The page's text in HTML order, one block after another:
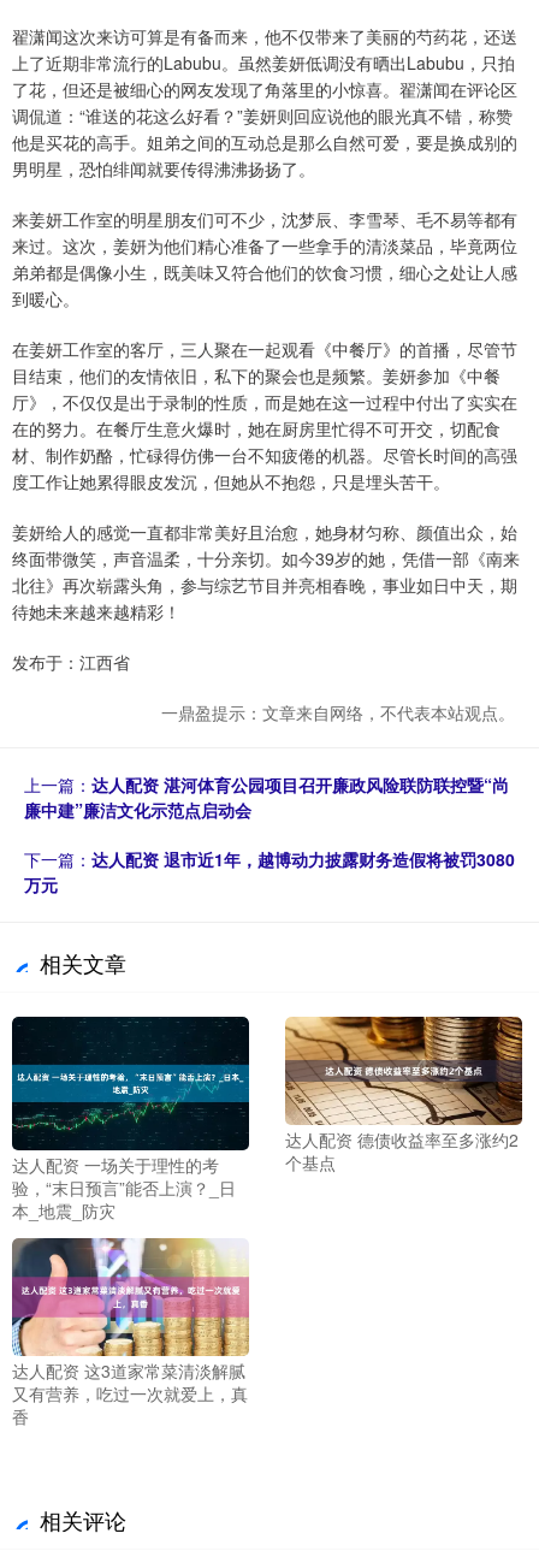
翟潇闻这次来访可算是有备而来，他不仅带来了美丽的芍药花，还送
上了近期非常流行的Labubu。虽然姜妍低调没有晒出Labubu，只拍
了花，但还是被细心的网友发现了角落里的小惊喜。翟潇闻在评论区
调侃道：“谁送的花这么好看？”姜妍则回应说他的眼光真不错，称赞
他是买花的高手。姐弟之间的互动总是那么自然可爱，要是换成别的
男明星，恐怕绯闻就要传得沸沸扬扬了。
来姜妍工作室的明星朋友们可不少，沈梦辰、李雪琴、毛不易等都有
来过。这次，姜妍为他们精心准备了一些拿手的清淡菜品，毕竟两位
弟弟都是偶像小生，既美味又符合他们的饮食习惯，细心之处让人感
到暖心。
在姜妍工作室的客厅，三人聚在一起观看《中餐厅》的首播，尽管节
目结束，他们的友情依旧，私下的聚会也是频繁。姜妍参加《中餐
厅》，不仅仅是出于录制的性质，而是她在这一过程中付出了实实在
在的努力。在餐厅生意火爆时，她在厨房里忙得不可开交，切配食
材、制作奶酪，忙碌得仿佛一台不知疲倦的机器。尽管长时间的高强
度工作让她累得眼皮发沉，但她从不抱怨，只是埋头苦干。
姜妍给人的感觉一直都非常美好且治愈，她身材匀称、颜值出众，始
终面带微笑，声音温柔，十分亲切。如今39岁的她，凭借一部《南来
北往》再次崭露头角，参与综艺节目并亮相春晚，事业如日中天，期
待她未来越来越精彩！
发布于：江西省
一鼎盈提示：文章来自网络，不代表本站观点。
上一篇： 达人配资 湛河体育公园项目召开廉政风险联防联控暨“尚
廉中建”廉洁文化示范点启动会
下一篇： 达人配资 退市近1年，越博动力披露财务造假将被罚3080
万元
相关文章
达人配资 一场关于理性的考
验，“末日预言”能否上演？_日
本_地震_防灾
达人配资 德债收益率至多涨约2
个基点
达人配资 这3道家常菜清淡解腻
又有营养，吃过一次就爱上，真
香
相关评论